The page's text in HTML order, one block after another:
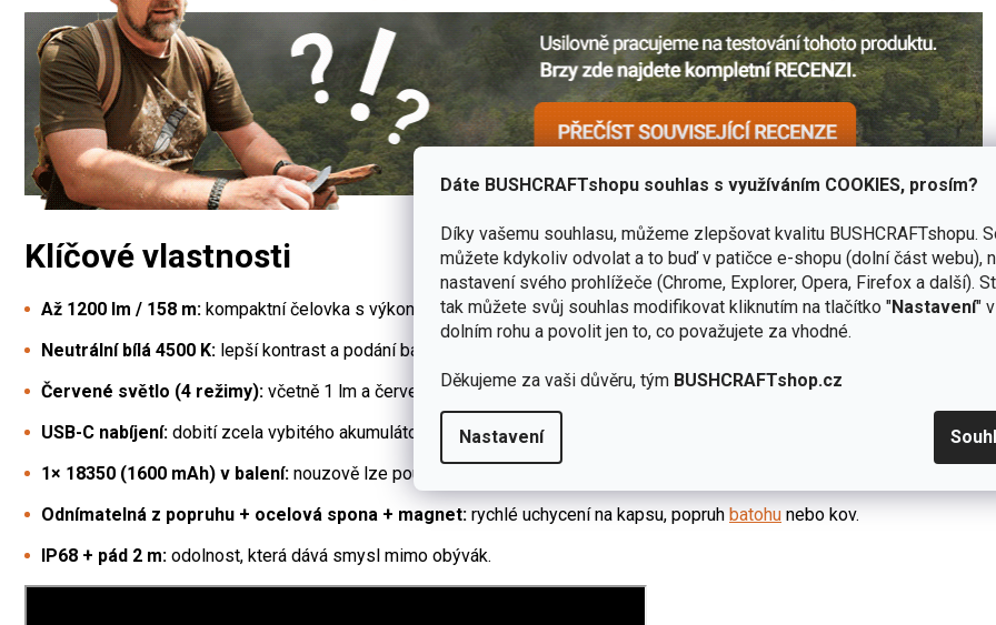
Dáte BUSHCRAFTshopu souhlas s využíváním COOKIES, prosím?
Díky vašemu souhlasu, můžeme zlepšovat kvalitu BUSHCRAFTshopu.
můžete kdykoliv odvolat a to buď v patičce e-shopu (dolní část webu),
nastavení svého prohlížeče (Chrome, Explorer, Opera, Firefox a další).
tak můžete svůj souhlas modifikovat kliknutím na tlačítko "Nastavení"
dolním rohu a povolit jen to, co považujete za vhodné.
Děkujeme za vaši důvěru, tým BUSHCRAFTshop.cz
Nastavení
Klíčové vlastnosti
Až 1200 lm / 158 m: kompaktní čelovka s výkonem, který má respekt.
Neutrální bílá 4500 K: lepší kontrast a podání barev v terénu.
Červené světlo (4 režimy): včetně 1 lm a červeného blikání.
USB-C nabíjení: dobití zcela vybitého akumulátoru cca2,5 h.
1× 18350 (1600 mAh) v balení: nouzově lze použít i
Odnímatelná z popruhu + ocelová spona + magnet: rychlé uchycení na kapsu, popruh batohu nebo kov.
IP68 + pád 2 m: odolnost, která dává smysl mimo obývák.